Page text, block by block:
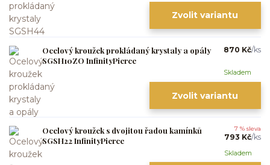
Zvolit variantu
Ocelový kroužek prokládaný krystaly a opály
SGSH10ZO InfinityPierce
870 Kč/ks
Skladem
Zvolit variantu
Ocelový kroužek s dvojitou řadou kamínků
SGSH22 InfinityPierce
7 % sleva
793 Kč/ks
Skladem